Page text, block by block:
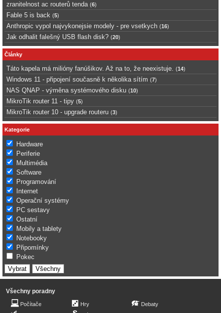
zranitelnost ac routerů tenda (6)
Fable 5 is back (5)
Anthropic vypol najvykonejsie modely - pre vsetkych (16)
Jak odhalit falešný USB flash disk? (20)
Články
Táto kapela má milióny fanúšikov. Až na to, že neexistuje. (14)
Windows 11 - připojení současně k několika sítím (7)
NAS QNAP - výměna systémového disku (10)
MikroTik router 11 - tipy (5)
MikroTik router 10 - upgrade routeru (3)
Kategorie
Hardware
Periferie
Multimédia
Software
Programování
Internet
Operační systémy
PC sestavy
Ostatní
Mobily a tablety
Notebooky
Připomínky
Pokec
Všechny poradny
Počítače
Hry
Debaty